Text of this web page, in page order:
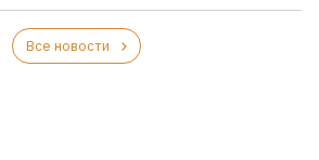
Все новости